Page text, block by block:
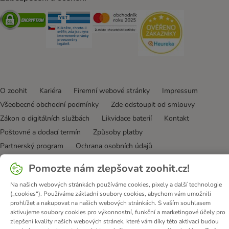
Security Security Security
O zoohit Kariéra Firemní webové stránky
Impressum
Všeobecné obchodní podmínky
Zde odstoupit od smlouvy
Zákon o digitálních službách
Likvidace baterií
Kontakt
Poštovné a dodací termín
Způsoby platby
Partnerský program
Ochrana osobních údajů
Ochrana osobních údajů
Pomozte nám zlepšovat zoohit.cz!
Na našich webových stránkách používáme cookies, pixely a další technologie
(„cookies“). Používáme základní soubory cookies, abychom vám umožnili
prohlížet a nakupovat na našich webových stránkách. S vaším souhlasem
aktivujeme soubory cookies pro výkonnostní, funkční a marketingové účely pro
zlepšení kvality našich webových stránek, které vám díky této aktivaci budou